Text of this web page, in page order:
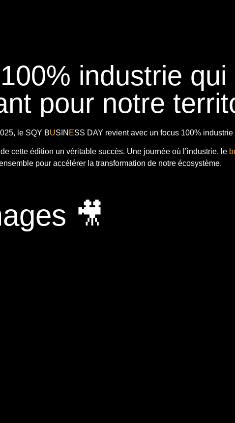
industrie
pour notre
le SQY BUSIN ESS DAY revient avec un focus 100% industrie
cette édition un véritable succès. Une journée où l’industrie, le
pour accélérer la transformation de notre écosystème.
🎥